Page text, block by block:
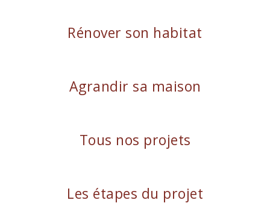
Rénover son habitat
Agrandir sa maison
Tous nos projets
Les étapes du projet